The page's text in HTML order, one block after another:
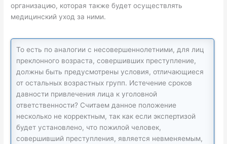
организацию, которая также будет осуществлять
медицинский уход за ними.
То есть по аналогии с несовершеннолетними, для лиц
преклонного возраста, совершивших преступление,
должны быть предусмотрены условия, отличающиеся
от остальных возрастных групп. Истечение сроков
давности привлечения лица к уголовной
ответственности? Считаем данное положение
несколько не корректным, так как если экспертизой
будет установлено, что пожилой человек,
совершивший преступления, является невменяемым,